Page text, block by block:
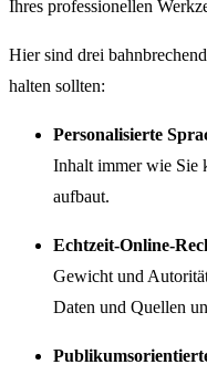
Ihres professionellen
Hier sind drei
halten sollten:
Personalisierte
Inhalt immer wie Sie
aufbaut.
Echtzeit-Online-
Gewicht und
Daten und Quellen